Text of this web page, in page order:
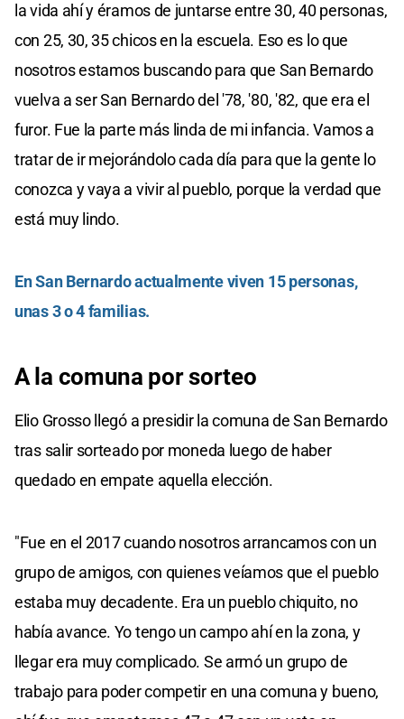
la vida ahí y éramos de juntarse entre 30, 40 personas,
con 25, 30, 35 chicos en la escuela. Eso es lo que
nosotros estamos buscando para que San Bernardo
vuelva a ser San Bernardo del '78, '80, '82, que era el
furor. Fue la parte más linda de mi infancia. Vamos a
tratar de ir mejorándolo cada día para que la gente lo
conozca y vaya a vivir al pueblo, porque la verdad que
está muy lindo.
En San Bernardo actualmente viven 15 personas,
unas 3 o 4 familias.
A la comuna por sorteo
Elio Grosso llegó a presidir la comuna de San Bernardo
tras salir sorteado por moneda luego de haber
quedado en empate aquella elección.
"Fue en el 2017 cuando nosotros arrancamos con un
grupo de amigos, con quienes veíamos que el pueblo
estaba muy decadente. Era un pueblo chiquito, no
había avance. Yo tengo un campo ahí en la zona, y
llegar era muy complicado. Se armó un grupo de
trabajo para poder competir en una comuna y bueno,